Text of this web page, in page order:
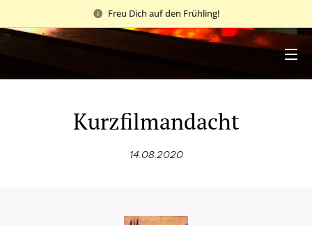
Freu Dich auf den Frühling!
Kurzfilmandacht
14.08.2020